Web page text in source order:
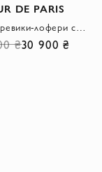
DE PARIS
Жіночі черевики-лофери сірі із замші з контрастною підошвою та рядком
₴30 900 ₴